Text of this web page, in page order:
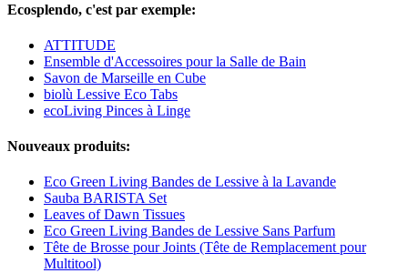
Ecosplendo, c'est par exemple:
ATTITUDE
Ensemble d'Accessoires pour la Salle de Bain
Savon de Marseille en Cube
biolù Lessive Eco Tabs
ecoLiving Pinces à Linge
Nouveaux produits:
Eco Green Living Bandes de Lessive à la Lavande
Sauba BARISTA Set
Leaves of Dawn Tissues
Eco Green Living Bandes de Lessive Sans Parfum
Tête de Brosse pour Joints (Tête de Remplacement pour
Multitool)